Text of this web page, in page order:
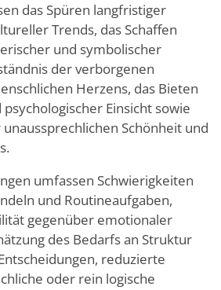
das Spüren langfristiger
Trends, das Schaffen
und symbolischer
der verborgenen
Herzens, das Bieten
Einsicht sowie
Schönheit und
umfassen Schwierigkeiten
und Routineaufgaben,
gegenüber emotionaler
des Bedarfs an Struktur
reduzierte
oder rein logische